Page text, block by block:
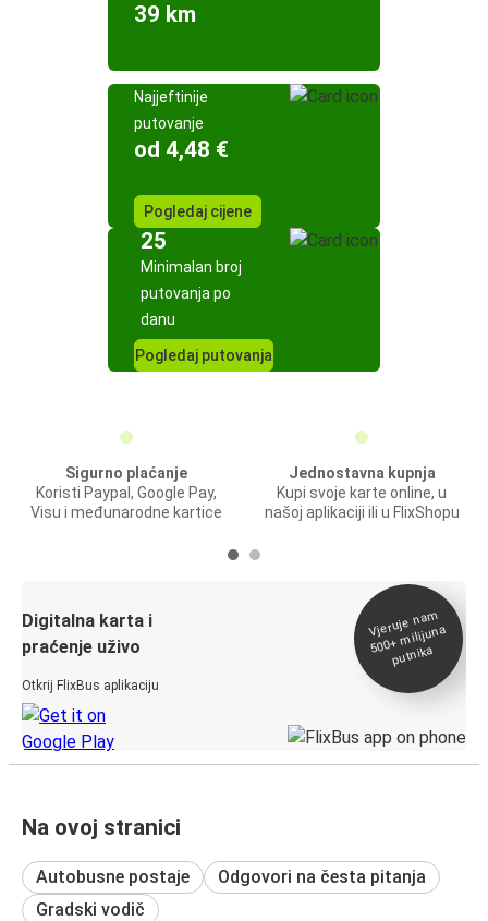
39 km
Najjeftinije
putovanje
od 4,48 €
Pogledaj cijene
25
Minimalan broj
putovanja po
danu
Pogledaj putovanja
Sigurno plaćanje
Koristi Paypal, Google Pay,
Visu i međunarodne kartice
Jednostavna kupnja
Kupi svoje karte online, u
našoj aplikaciji ili u FlixShopu
Digitalna karta i
praćenje uživo
Otkrij FlixBus aplikaciju
Vjeruje na
m
500+
milijuna
putnika
Na ovoj stranici
Autobusne postaje
Odgovori na česta pitanja
Gradski vodič